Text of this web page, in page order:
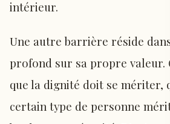
intérieur.
Une autre barrière réside dans
profond sur sa propre valeur.
que la dignité doit se mériter,
certain type de personne